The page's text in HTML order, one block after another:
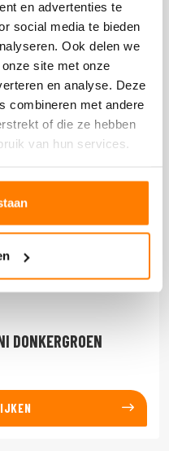
en advertenties te
social media te bieden
Ook delen we
site met onze
en analyse. Deze
combineren met andere
of die ze hebben
van hun services.
DONKERGROEN